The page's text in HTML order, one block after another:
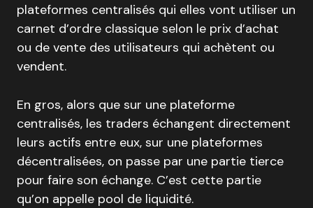
plateformes centralisés qui elles vont utiliser un
carnet d’ordre classique selon le prix d’achat
ou de vente des utilisateurs qui achètent ou
vendent.
En gros, alors que sur une plateforme
centralisés, les traders échangent directement
leurs actifs entre eux, sur une plateformes
décentralisées, on passe par une partie tierce
pour faire son échange. C’est cette partie
qu’on appelle pool de liquidité.